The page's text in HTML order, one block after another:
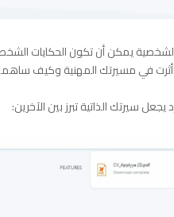
أثرت في مسيرتك المهنية وكيف